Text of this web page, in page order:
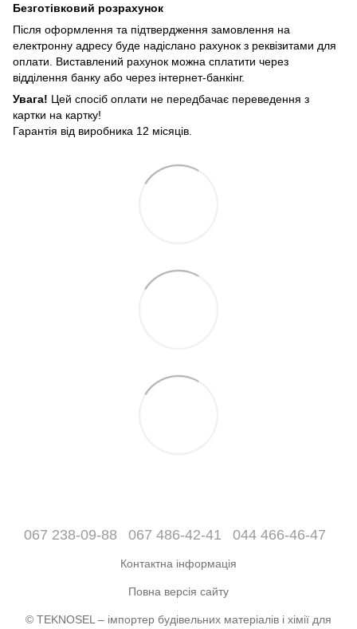
Безготівковий розрахунок
Після оформлення та підтвердження замовлення на
електронну адресу буде надіслано рахунок з реквізитами для
оплати. Виставлений рахунок можна сплатити через
відділення банку або через інтернет-банкінг.
Увага! Цей спосіб оплати не передбачає переведення з
картки на картку!
Гарантія від виробника 12 місяців.
067 238-09-88 067 486-42-41 044 466-46-47
Контактна інформація
Повна версія сайту
© TEKNOSEL – імпортер будівельних матеріалів і хімії для